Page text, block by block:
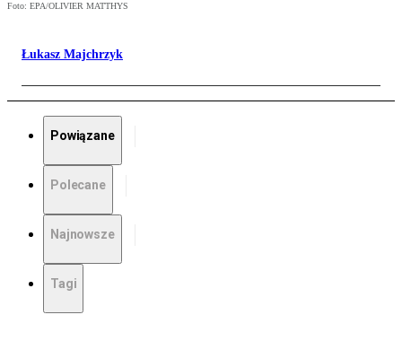
Foto: EPA/OLIVIER MATTHYS
Łukasz Majchrzyk
Powiązane
Polecane
Najnowsze
Tagi